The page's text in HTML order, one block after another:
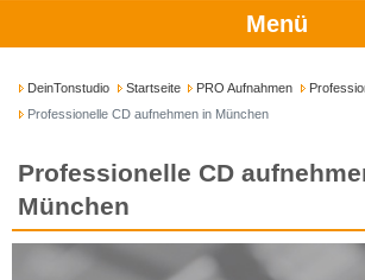
Menü
DeinTonstudio Startseite PRO Aufnahmen
Professionelle CD aufnehmen in München
Professionelle CD
München